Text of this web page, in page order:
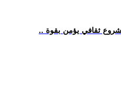
ثقافي يؤمن بقوة